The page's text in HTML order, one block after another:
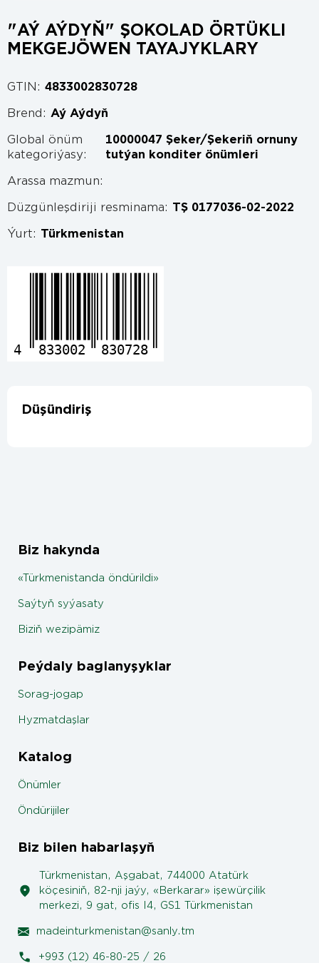
"AÝ AÝDYŇ" ŞOKOLAD ÖRTÜKLI
MEKGEJÖWEN TAYAJYKLARY
GTIN: 4833002830728
Brend: Aý Aýdyň
Global önüm
kategoriýasy:
10000047 Şeker/Şekeriň ornuny
tutýan konditer önümleri
Arassa mazmun:
Düzgünleşdiriji resminama: TŞ 0177036-02-2022
Ýurt: Türkmenistan
4 833002 830728
Düşündiriş
Biz hakynda
«Türkmenistanda öndürildi»
Saýtyň syýasaty
Biziň wezipämiz
Peýdaly baglanyşyklar
Sorag-jogap
Hyzmatdaşlar
Katalog
Önümler
Öndürijiler
Biz bilen habarlaşyň
Türkmenistan, Aşgabat, 744000 Atatürk
köçesiniň, 82-nji jaýy, «Berkarar» işewürçilik
merkezi, 9 gat, ofis I4, GS1 Türkmenistan
madeinturkmenistan@sanly.tm
+993 (12) 46-80-25 / 26